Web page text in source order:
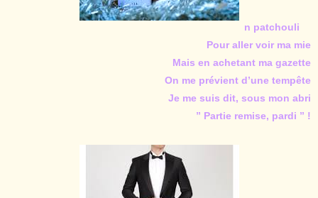
n patchouli
Pour aller voir ma mie
Mais en achetant ma gazette
On me prévient d’une tempête
Je me suis dit, sous mon abri
” Partie remise, pardi ” !